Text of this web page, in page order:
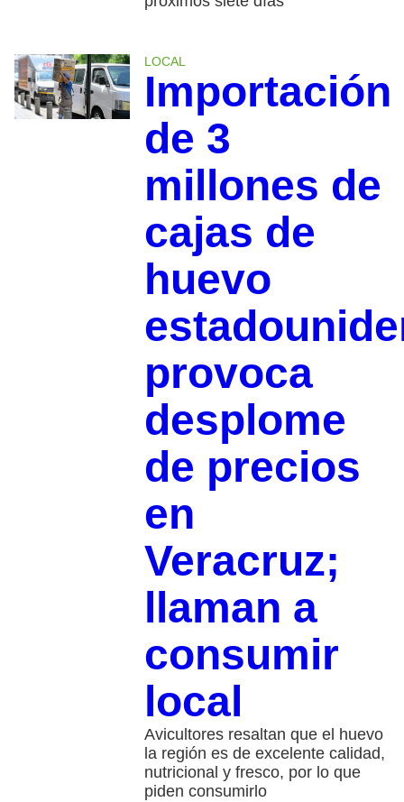
LOCAL
Importación
de 3
millones de
cajas de
huevo
provoca
desplome
de precios
en
Veracruz;
llaman a
consumir
local
Avicultores resaltan que el huevo
la región es de excelente calidad,
nutricional y fresco, por lo que
piden consumirlo